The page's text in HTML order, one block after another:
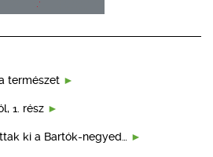
természet
1. rész
ki a Bartók-negyed…